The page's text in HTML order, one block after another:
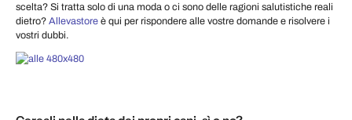
scelta? Si tratta solo di una moda o ci sono delle ragioni salutistiche reali
dietro? Allevastore è qui per rispondere alle vostre domande e risolvere i
vostri dubbi.